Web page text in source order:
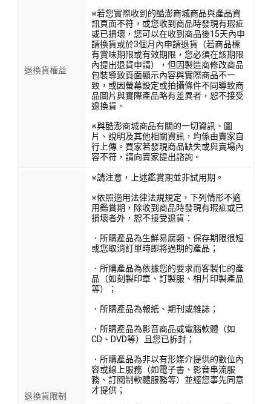
退換貨權益
※若您實際收到的酷澎商城商品與產品資
訊頁面不符，或您收到商品時發現有瑕疵
或已損壞，您可以在收到商品後15天內申
請換貨或於3個月內申請退貨（若商品標
有賞味期限或有效期限，您必須在該期限
內提出退貨申請），但因製造商修改商品
包裝導致頁面顯示內容與實際商品不一
致，或因螢幕設定或拍攝條件不同導致商
品圖片與實際產品略有差異者，恕不接受
退換貨。
※與酷澎商城商品有關的一切資訊、圖
片、說明及其他相關資訊，均係由賣家自
行上傳。買家若發現商品缺失或與賣場內
容不符，請向賣家提出諮詢。
退換貨限制
※請注意，上述鑑賞期並非試用期。
※依照適用法律法規規定，下列情形不適
用鑑賞期，除收到商品時發現有瑕疵或已
損壞者外，恕不接受退貨：
．所購產品為生鮮易腐類、保存期限很短
或您取消訂單時即將過期的產品；
．所購產品為依據您的要求而客製化的產
品（如刻製印章、訂製服、相片印製產品
等）；
．所購產品為報紙、期刊或雜誌；
．所購產品為影音商品或電腦軟體（如
CD、DVD等）且您已拆封；
．所購產品為非以有形媒介提供的數位內
容或線上服務（如電子書、影音串流服
務、訂閱制軟體服務等）並經您事先同意
才提供；